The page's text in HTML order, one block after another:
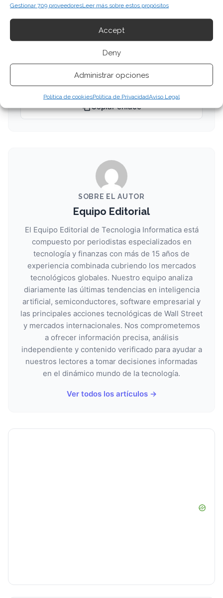
Gestionar 709 proveedoresLeer más sobre estos propósitos
Accept
Deny
Administrar opciones
Política de cookiesPolítica de PrivacidadAviso Legal
Compartir este artículo
Twitter
Facebook
LinkedIn
Copiar enlace
SOBRE EL AUTOR
Equipo Editorial
El Equipo Editorial de Tecnologia Informatica está
compuesto por periodistas especializados en
tecnología y finanzas con más de 15 años de
experiencia combinada cubriendo los mercados
tecnológicos globales. Nuestro equipo analiza
diariamente las últimas tendencias en inteligencia
artificial, semiconductores, software empresarial y
las principales acciones tecnológicas de Wall Street
y mercados internacionales. Nos comprometemos
a ofrecer información precisa, análisis
independiente y contenido verificado para ayudar a
nuestros lectores a tomar decisiones informadas
en el dinámico mundo de la tecnología.
Ver todos los artículos →